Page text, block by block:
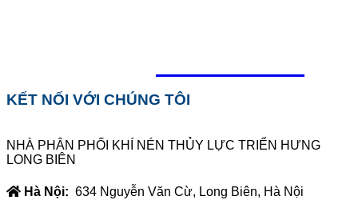
KẾT NỐI VỚI CHÚNG TÔI
NHÀ PHÂN PHỐI KHÍ NÉN THỦY LỰC TRIỂN HƯNG
LONG BIÊN
Hà Nội: 634 Nguyễn Văn Cừ, Long Biên, Hà Nội